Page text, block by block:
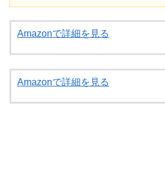
Amazonで詳細を見る
Amazonで詳細を見る